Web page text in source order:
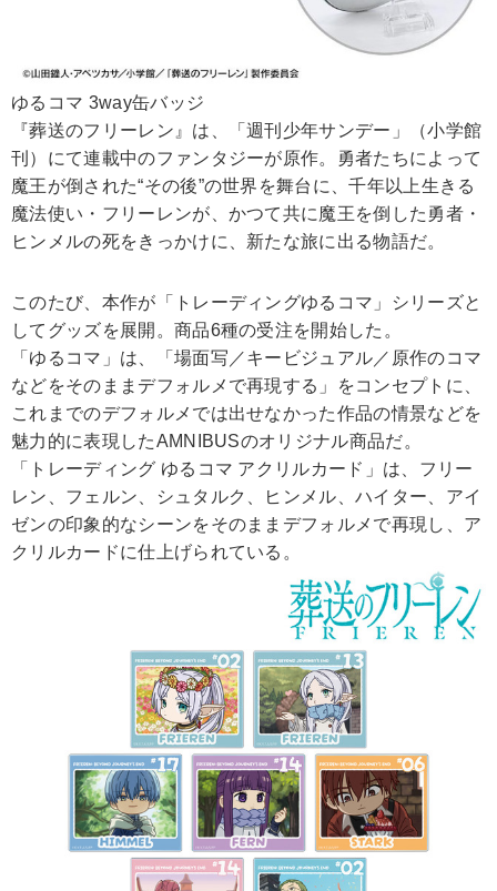
ゆるコマ 3way缶バッジ
『葬送のフリーレン』は、「週刊少年サンデー」（小学館
刊）にて連載中のファンタジーが原作。勇者たちによって
魔王が倒された“その後”の世界を舞台に、千年以上生きる
魔法使い・フリーレンが、かつて共に魔王を倒した勇者・
ヒンメルの死をきっかけに、新たな旅に出る物語だ。
このたび、本作が「トレーディングゆるコマ」シリーズと
してグッズを展開。商品6種の受注を開始した。
「ゆるコマ」は、「場面写／キービジュアル／原作のコマ
などをそのままデフォルメで再現する」をコンセプトに、
これまでのデフォルメでは出せなかった作品の情景などを
魅力的に表現したAMNIBUSのオリジナル商品だ。
「トレーディング ゆるコマ アクリルカード」は、フリー
レン、フェルン、シュタルク、ヒンメル、ハイター、アイ
ゼンの印象的なシーンをそのままデフォルメで再現し、ア
クリルカードに仕上げられている。